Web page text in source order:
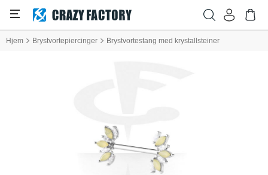
Hjem Brystvortepiercinger Brystvortestang med krystallsteiner